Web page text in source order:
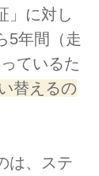
」に対し
5年間（走
ているた
替えるの
は、ステ